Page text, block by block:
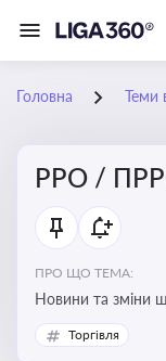
Головна Теми
РРО / ПРРО
ПРО ЩО ТЕМА:
Новини та зміни
розрахункових операцій, аналіз
РРО, позиції
Торгівля